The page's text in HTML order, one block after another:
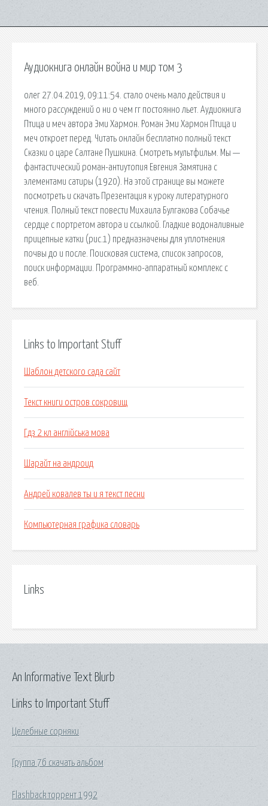
Аудиокнига онлайн война и мир том 3
олег 27.04.2019, 09:11:54. стало очень мало действия и
много рассуждений о ни о чем гг постоянно льет. Аудиокнига
Птица и меч автора Эми Хармон. Роман Эми Хармон Птица и
меч откроет перед. Читать онлайн бесплатно полный текст
Сказки о царе Салтане Пушкина. Смотреть мультфильм. Мы —
фантастический роман-антиутопия Евгения Замятина с
элементами сатиры (1920). На этой странице вы можете
посмотреть и скачать Презентация к уроку литературного
чтения. Полный текст повести Михаила Булгакова Собачье
сердце с портретом автора и ссылкой. Гладкие водоналивные
прицепные катки (рис.1) предназначены для уплотнения
почвы до и после. Поисковая сиcтема, список запросов,
поиск информации. Программно-аппаратный комплекс с
веб.
Links to Important Stuff
Шаблон детского сада сайт
Текст книги остров сокровищ
Гдз 2 кл англійська мова
Шарайт на андроид
Андрей ковалев ты и я текст песни
Компьютерная графика словарь
Links
Links to Important Stuff
Целебные сорняки
Группа 7б скачать альбом
Flashback торрент 1992
An Informative Text Blurb